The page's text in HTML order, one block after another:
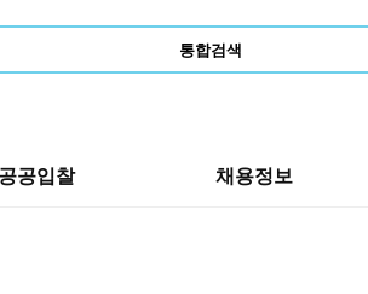
공공입찰 채용정보